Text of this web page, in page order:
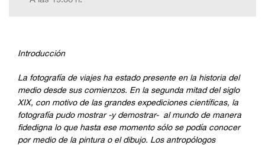
Introducción
La fotografía de viajes ha estado presente en la historia del
medio desde sus comienzos. En la segunda mitad del siglo
XIX, con motivo de las grandes expediciones científicas, la
fotografía pudo mostrar -y demostrar- al mundo de manera
fidedigna lo que hasta ese momento sólo se podía conocer
por medio de la pintura o el dibujo. Los antropólogos